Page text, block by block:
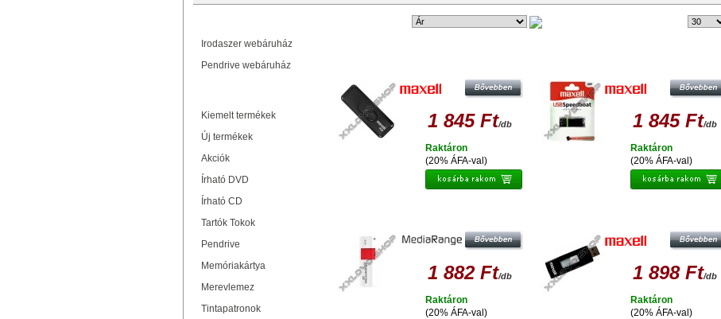
Irodaszer webáruház
Pendrive webáruház
Kiemelt termékek
Új termékek
Akciók
Írható DVD
Írható CD
Tartók Tokok
Pendrive
Memóriakártya
Merevlemez
Tintapatronok
1 845 Ft/db
(20% ÁFA-val)
Raktáron
1 845 Ft/db
(20% ÁFA-val)
Raktáron
1 882 Ft/db
(20% ÁFA-val)
Raktáron
1 898 Ft/db
(20% ÁFA-val)
Raktáron